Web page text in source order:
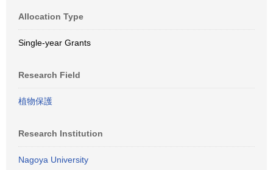
Allocation Type
Single-year Grants
Research Field
植物保護
Research Institution
Nagoya University